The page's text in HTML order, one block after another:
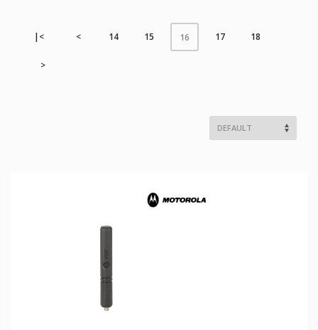
|< < 14 15 16 17 18
>